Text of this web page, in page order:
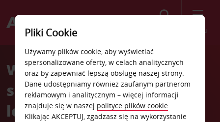
Menu
Welcome
AvisWypożyczalnia
samochodów Sheridan
lotnisko
Pliki Cookie
Używamy plików cookie, aby wyświetlać
spersonalizowane oferty, w celach analitycznych
oraz by zapewniać lepszą obsługę naszej strony.
Dane udostępniamy również zaufanym partnerom
reklamowym i analitycznym – więcej informacji
znajduje się w naszej polityce plików cookie.
Klikając AKCEPTUJ, zgadzasz się na wykorzystanie